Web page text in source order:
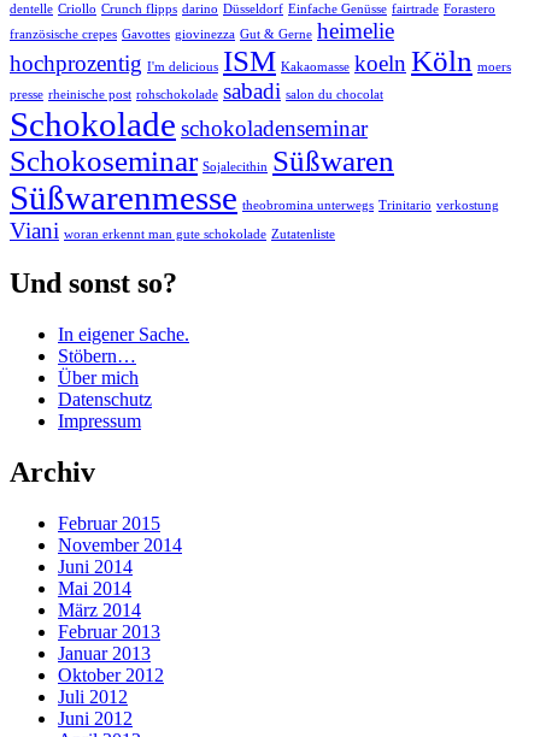
dentelle Criollo Crunch flipps darino Düsseldorf Einfache Genüsse fairtrade Forastero
französische crepes Gavottes giovinezza Gut & Gerne heimelie
hochprozentig I'm delicious ISM Kakaomasse koeln Köln moers
presse rheinische post rohschokolade sabadi salon du chocolat
Schokolade schokoladenseminar
Schokoseminar Sojalecithin Süßwaren
Süßwarenmesse theobromina unterwegs Trinitario verkostung
Viani woran erkennt man gute schokolade Zutatenliste
Und sonst so?
In eigener Sache.
Stöbern…
Über mich
Datenschutz
Impressum
Archiv
Februar 2015
November 2014
Juni 2014
Mai 2014
März 2014
Februar 2013
Januar 2013
Oktober 2012
Juli 2012
Juni 2012